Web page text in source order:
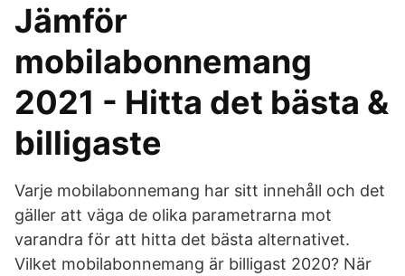
Jämför
mobilabonnemang
2021 - Hitta det bästa &
billigaste
Varje mobilabonnemang har sitt innehåll och det
gäller att väga de olika parametrarna mot
varandra för att hitta det bästa alternativet.
Vilket mobilabonnemang är billigast 2020? När